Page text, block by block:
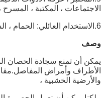
الاجتماعات ، المكتبة ، المسرح ،
6.الاستخدام العائلي: الحمام ، الشرفة ، الشرفة ، إلخ.
وصف
يمكن أن تمنع سجادة الحصان
الأطراف وأمراض
والأرضية الخشبية ،